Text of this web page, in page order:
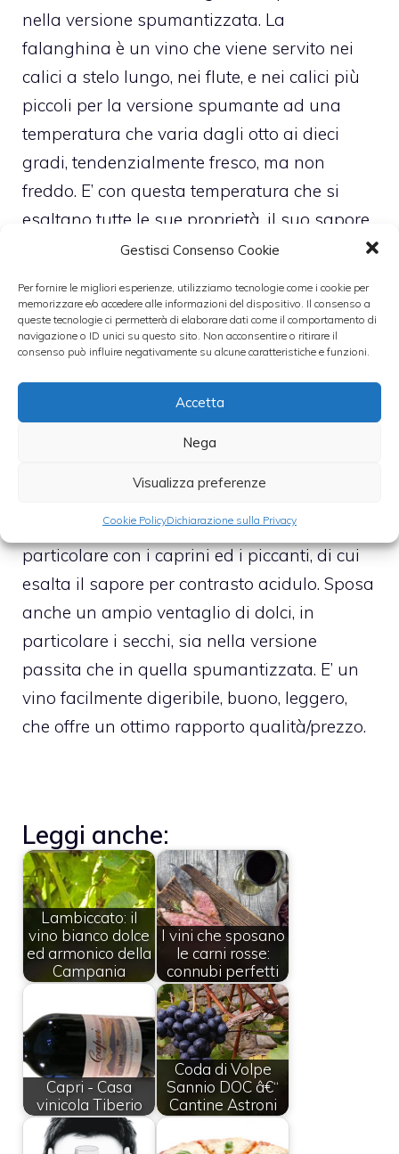
Gestisci Consenso Cookie
Per fornire le migliori esperienze, utilizziamo tecnologie come i cookie per
memorizzare e/o accedere alle informazioni del dispositivo. Il consenso a
queste tecnologie ci permetterà di elaborare dati come il comportamento di
navigazione o ID unici su questo sito. Non acconsentire o ritirare il
consenso può influire negativamente su alcune caratteristiche e funzioni.
Accetta
Nega
Visualizza preferenze
Cookie PolicyDichiarazione sulla Privacy
nella versione spumantizzata. La
falanghina è un vino che viene servito nei
calici a stelo lungo, nei flute, e nei calici più
piccoli per la versione spumante ad una
temperatura che varia dagli otto ai dieci
gradi, tendenzialmente fresco, ma non
freddo. E’ con questa temperatura che si
esaltano tutte le sue proprietà, il suo sapore
rotondo, dolciastro e delicato con le sue note
I cibi con cui si sposa questo vino
campano, sono diverse varietà di pesce
alla griglia, in particolare i crostacei e i frutti
legumi e con diversi affettati e formaggi, in
particolare con i caprini ed i piccanti, di cui
esalta il sapore per contrasto acidulo. Sposa
anche un ampio ventaglio di dolci, in
particolare i secchi, sia nella versione
passita che in quella spumantizzata. E’ un
vino facilmente digeribile, buono, leggero,
che offre un ottimo rapporto qualità/prezzo.
Leggi anche:
Lambiccato: il
vino bianco dolce
ed armonico della
Campania
I vini che sposano
le carni rosse:
connubi perfetti
Capri - Casa
vinicola Tiberio
Coda di Volpe
Sannio DOC â€“
Cantine Astroni